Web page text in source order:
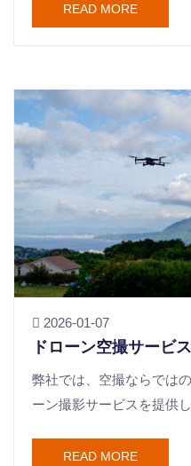
READ MORE
2026-01-07
ドローン空撮サービス
弊社では、空撮ならでは
ーン撮影サービスを提供
READ MORE